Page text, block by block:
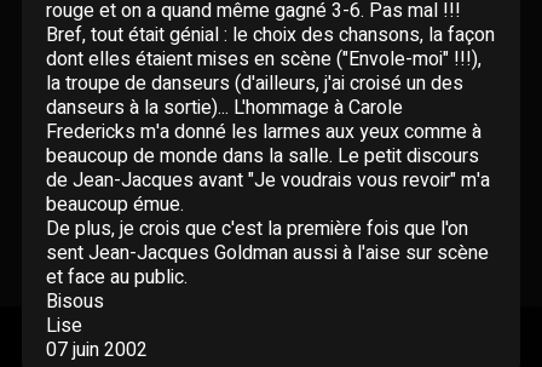
PG PIERRE GOLDMAN
J&M JJG & MOI
QUI EST ?
rouge et on a quand même gagné 3-6. Pas mal !!!
Bref, tout était génial : le choix des chansons, la façon
dont elles étaient mises en scène ("Envole-moi" !!!),
la troupe de danseurs (d'ailleurs, j'ai croisé un des
danseurs à la sortie)... L'hommage à Carole
Fredericks m'a donné les larmes aux yeux comme à
beaucoup de monde dans la salle. Le petit discours
de Jean-Jacques avant "Je voudrais vous revoir" m'a
beaucoup émue.
De plus, je crois que c'est la première fois que l'on
sent Jean-Jacques Goldman aussi à l'aise sur scène
et face au public.
Bisous
Lise
07 juin 2002